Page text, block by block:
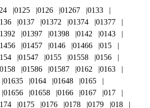
0125 0126 01267
0133
0137 01372 01374
01377
01397 01398 0142
0143
01457 0146 01466
015
01547 0155 01558
0156
0158 01586 01587 0162
0163
01635 0164 01648
0165
01656 01658 0166 0167
017
0175 0176 0178 0179
018